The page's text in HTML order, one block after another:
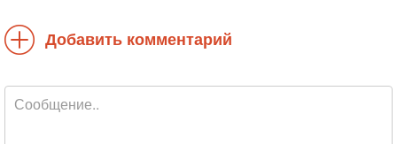
Добавить комментарий